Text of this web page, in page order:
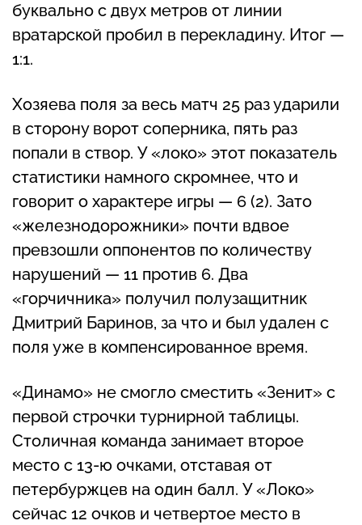
буквально с двух метров от линии
вратарской пробил в перекладину. Итог —
1:1.
Хозяева поля за весь матч 25 раз ударили
в сторону ворот соперника, пять раз
попали в створ. У «локо» этот показатель
статистики намного скромнее, что и
говорит о характере игры — 6 (2). Зато
«железнодорожники» почти вдвое
превзошли оппонентов по количеству
нарушений — 11 против 6. Два
«горчичника» получил полузащитник
Дмитрий Баринов, за что и был удален с
поля уже в компенсированное время.
«Динамо» не смогло сместить «Зенит» с
первой строчки турнирной таблицы.
Столичная команда занимает второе
место с 13-ю очками, отставая от
петербуржцев на один балл. У «Локо»
сейчас 12 очков и четвертое место в